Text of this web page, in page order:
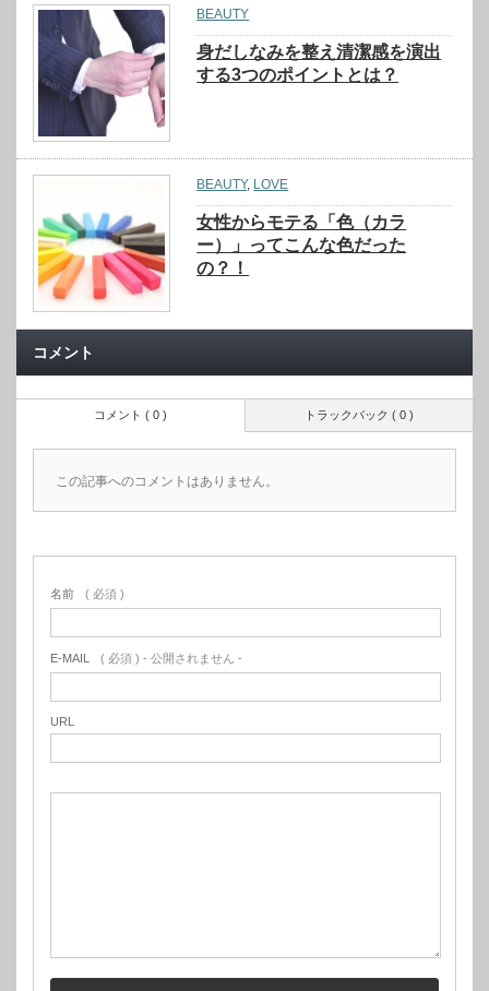
BEAUTY
身だしなみを整え清潔感を演出
する3つのポイントとは？
BEAUTY, LOVE
女性からモテる「色（カラ
ー）」ってこんな色だった
の？！
コメント
トラックバック ( 0 )
コメント ( 0 )
この記事へのコメントはありません。
名前 ( 必須 )
E-MAIL ( 必須 ) - 公開されません -
URL